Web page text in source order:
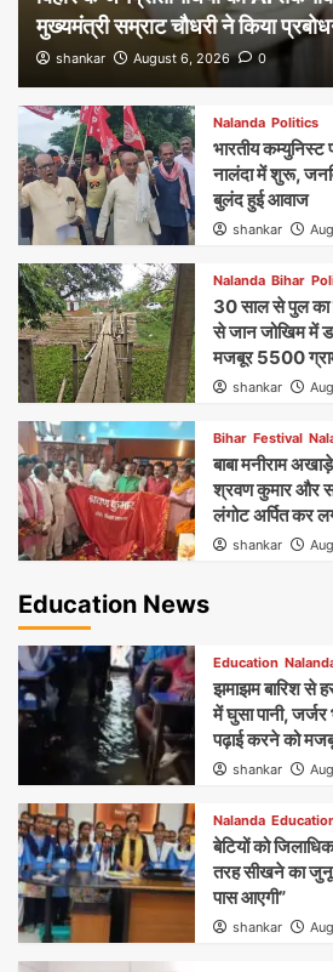
मुख्यमंत्री सम्राट चौधरी ने किया
shankar August 6, 2026 0
Nalanda Politics
भारतीय कम्युनिस्ट
नालंदा में शुरू,
बुलंद हुई आवाज
shankar
Nalanda Bihar
30 साल से पुल
से जान जोखिम में
मजबूर 5500
shankar
Bihar Festival
बाबा मनीराम
श्रवण कुमार और
लंगोट अर्पित कर
shankar
Education News
Education
झमाझम बारिश से
में घुसा पानी,
पढ़ाई करने को
shankar
Nalanda
बेटियों को
तरह सीखने का
पास आएगी”
shankar